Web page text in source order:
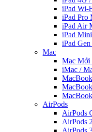
iPad Wi-
iPad Pro
iPad Air
iPad
iPad Gen
Mac
Mac Mới
iMac /
AirPods
AirPods
AirPods 2
AirPods